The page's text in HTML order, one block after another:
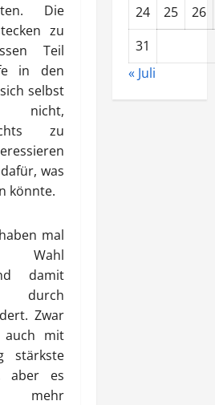
Die
zu
Teil
in den
selbst
nicht,
zu
was
könnte.
mal
Wahl
damit
durch
Zwar
auch mit
stärkste
aber es
24
25
26
31
« Juli